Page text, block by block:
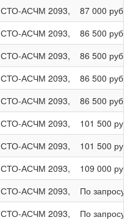
СТО-АСЧМ 2093,
87 000 руб.
СТО-АСЧМ 2093,
86 500 руб.
СТО-АСЧМ 2093,
86 500 руб.
СТО-АСЧМ 2093,
86 500 руб.
СТО-АСЧМ 2093,
86 500 руб.
СТО-АСЧМ 2093,
101 500 руб.
СТО-АСЧМ 2093,
101 500 руб.
СТО-АСЧМ 2093,
109 000 руб.
СТО-АСЧМ 2093,
По запросу
СТО-АСЧМ 2093,
По запросу